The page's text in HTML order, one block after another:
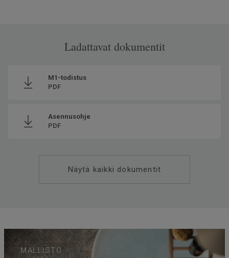
Ladattavat dokumentit
M1-todistus
PDF
Asennusohje
PDF
Näytä kaikki dokumentit
MALLISTO